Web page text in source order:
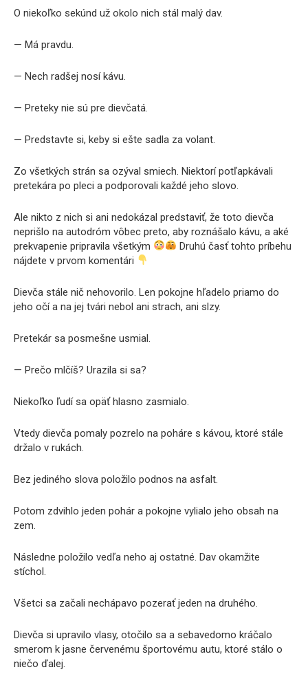
O niekoľko sekúnd už okolo nich stál malý dav.
— Má pravdu.
— Nech radšej nosí kávu.
— Preteky nie sú pre dievčatá.
— Predstavte si, keby si ešte sadla za volant.
Zo všetkých strán sa ozýval smiech. Niektorí potľapkávali
pretekára po pleci a podporovali každé jeho slovo.
Ale nikto z nich si ani nedokázal predstaviť, že toto dievča
neprišlo na autodróm vôbec preto, aby roznášalo kávu, a aké
prekvapenie pripravila všetkým
Druhú časť tohto príbehu
nájdete v prvom komentári
Dievča stále nič nehovorilo. Len pokojne hľadelo priamo do
jeho očí a na jej tvári nebol ani strach, ani slzy.
Pretekár sa posmešne usmial.
— Prečo mlčíš? Urazila si sa?
Niekoľko ľudí sa opäť hlasno zasmialo.
Vtedy dievča pomaly pozrelo na poháre s kávou, ktoré stále
držalo v rukách.
Bez jediného slova položilo podnos na asfalt.
Potom zdvihlo jeden pohár a pokojne vylialo jeho obsah na
zem.
Následne položilo vedľa neho aj ostatné. Dav okamžite
stíchol.
Všetci sa začali nechápavo pozerať jeden na druhého.
Dievča si upravilo vlasy, otočilo sa a sebavedomo kráčalo
smerom k jasne červenému športovému autu, ktoré stálo o
niečo ďalej.